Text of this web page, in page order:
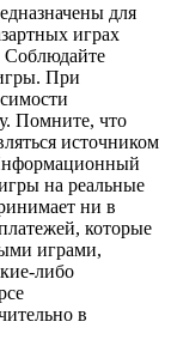
для
играх
Соблюдайте
При
Помните, что
источником
на реальные
ни в
которые
играми,
либо
в